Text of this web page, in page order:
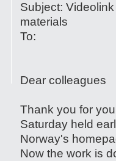
Subject:
materials
To:
Dear colleagues
Thank you for
Saturday held
Norway's
Now the work is